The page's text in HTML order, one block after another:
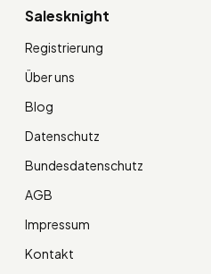
Salesknight
Registrierung
Über uns
Blog
Datenschutz
Bundesdatenschutz
AGB
Impressum
Kontakt